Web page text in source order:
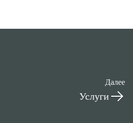
Далее
Услуги